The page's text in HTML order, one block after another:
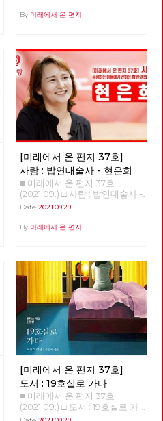
By 미래에서 온 편지
[미래에서 온 편지 37호]
사람 : 밥연대술사 - 현은희
■ 미래에서 온 편지 37호
(2021.09.) □ 사람 : 밥연대술사 -
현은희 투쟁하는 이들에게 전하
아내는 현은희 동지를 만났습니
해도 돼요.’라고 적힌 편지를 받
았을 때, ‘연대가 저분들에게 정
말 희망이 되었구나‘ 라는 생각
에 너무 좋은 거에요. - 인터뷰
中에서 - 안보영, 적야 편집위원
Date 2021.09.29|
By 미래에서 온 편지
[미래에서 온 편지 37호]
도서 : 19호실로 가다
■ 미래에서 온 편지 37호
(2021.09.) □ 도서 : 19호실로 가
다 19호실로 가다 윤정현 도리